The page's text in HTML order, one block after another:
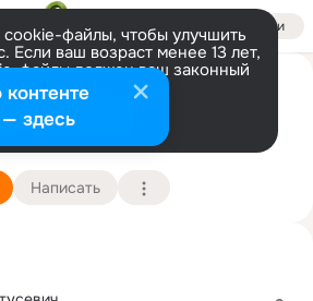
Войти
файлы, чтобы улучшить
Если ваш возраст менее 13 лет,
файлы должен ваш законный
Больше информации
Настроить
Халилов
14 января (49 лет)
Написать
здесь